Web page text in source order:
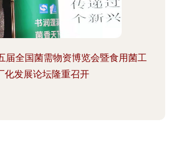
届全国菌需物资博览会暨食用菌工
化发展论坛隆重召开